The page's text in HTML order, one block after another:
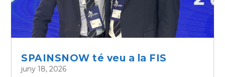
SPAINSNOW té veu a la FIS
juny 18, 2026